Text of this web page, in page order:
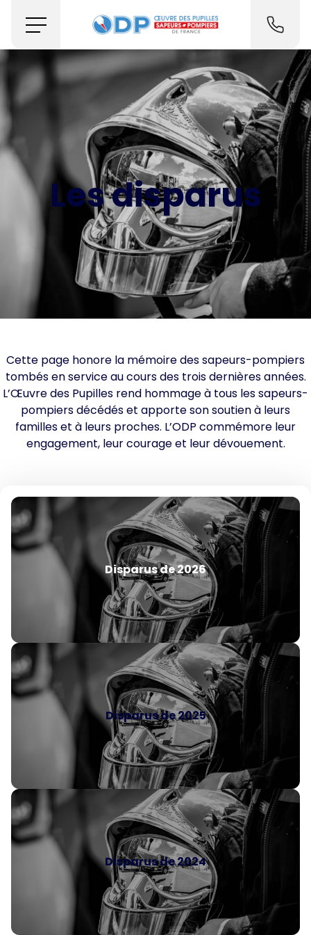
Les disparus
Cette page honore la mémoire des sapeurs-pompiers
tombés en service au cours des trois dernières années.
L’Œuvre des Pupilles rend hommage à tous les sapeurs-
pompiers décédés et apporte son soutien à leurs
familles et à leurs proches. L’ODP commémore leur
engagement, leur courage et leur dévouement.
Disparus de 2026
Disparus de 2025
Disparus de 2024